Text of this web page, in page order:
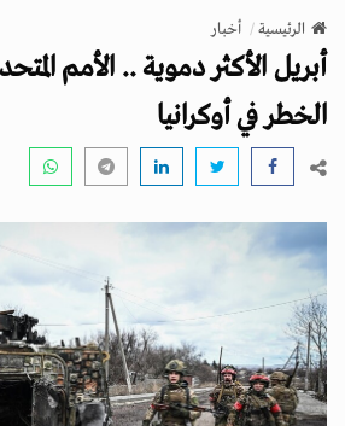
v
g
a
n
الرئيسية أخبار
أبريل الأكثر دموية .. الأمم
الخطر في أوكرانيا